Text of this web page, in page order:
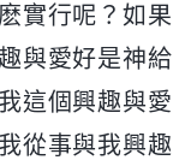
實行呢？如果
與愛好是神給
這個興趣與愛
從事與我興趣